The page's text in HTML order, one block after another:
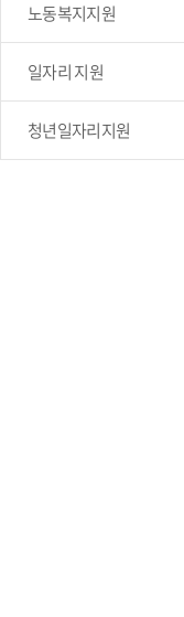
노동복지지원
일자리 지원
청년일자리지원